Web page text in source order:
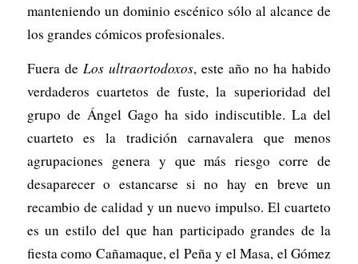
manteniendo un dominio escénico sólo al alcance de
los grandes cómicos profesionales.
Fuera deLos ultraortodoxos, este año no ha habido
verdaderos cuartetos de fuste, la superioridad del
grupo de Ángel Gago ha sido indiscutible. La del
cuarteto es la tradición carnavalera que menos
agrupaciones genera y que más riesgo corre de
desaparecer o estancarse si no hay en breve un
recambio de calidad y un nuevo impulso. El cuarteto
es un estilo del que han participado grandes de la
fiesta como Cañamaque, el Peña y el Masa, el Gómez